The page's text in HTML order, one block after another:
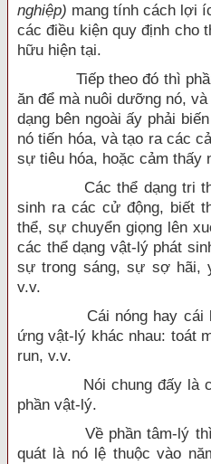
nghiệp) mang tính cách lợi
các điều kiện quy định cho
hữu hiện tại.
Tiếp theo đó thì phần
ăn để mà nuôi dưỡng nó,
dạng bên ngoài ấy phải
nó tiến hóa, và tạo ra các
sự tiêu hóa, hoặc cảm thấy
Các thể dạng tri thức
sinh ra các cử động, biết
thể, sự chuyển giọng lên
các thể dạng vật-lý phát
sự trong sáng, sự sợ hãi,
v.v.
Cái nóng hay cái
ứng vật-lý khác nhau: toát
run, v.v.
Nói chung đấy là các
phần vật-lý.
Về phần tâm-lý thì có
quát là nó lệ thuộc vào